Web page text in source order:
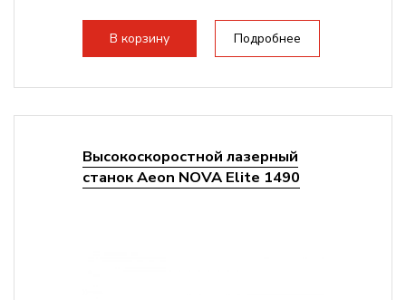
140мм,
В корзину Подробнее
Высокоскоростной лазерный
станок Aeon NOVA Elite 1490